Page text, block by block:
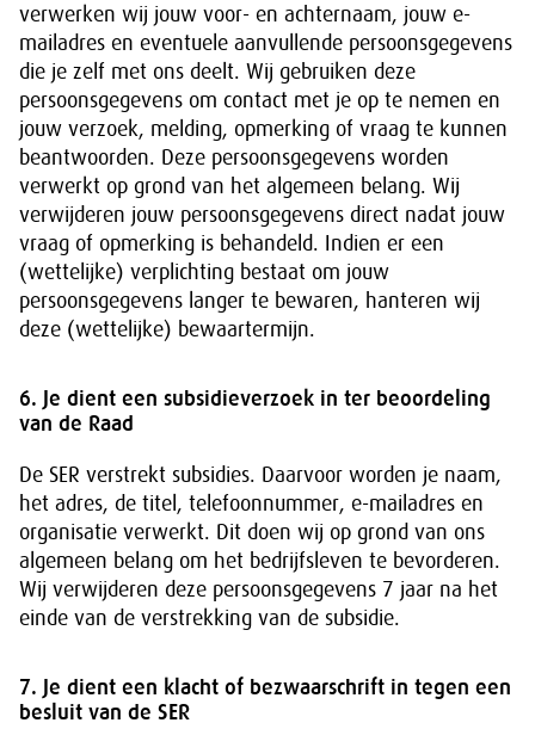
verwerken wij jouw voor- en achternaam, jouw e-
mailadres en eventuele aanvullende persoonsgegevens
die je zelf met ons deelt. Wij gebruiken deze
persoonsgegevens om contact met je op te nemen en
jouw verzoek, melding, opmerking of vraag te kunnen
beantwoorden. Deze persoonsgegevens worden
verwerkt op grond van het algemeen belang. Wij
verwijderen jouw persoonsgegevens direct nadat jouw
vraag of opmerking is behandeld. Indien er een
(wettelijke) verplichting bestaat om jouw
persoonsgegevens langer te bewaren, hanteren wij
deze (wettelijke) bewaartermijn.
6. Je dient een subsidieverzoek in ter beoordeling
van de Raad
De SER verstrekt subsidies. Daarvoor worden je naam,
het adres, de titel, telefoonnummer, e-mailadres en
organisatie verwerkt. Dit doen wij op grond van ons
algemeen belang om het bedrijfsleven te bevorderen.
Wij verwijderen deze persoonsgegevens 7 jaar na het
einde van de verstrekking van de subsidie.
7. Je dient een klacht of bezwaarschrift in tegen een
besluit van de SER